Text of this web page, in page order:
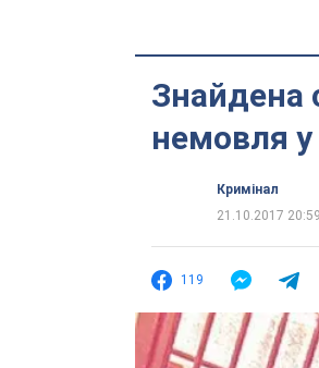
Знайдена
немовля
Кримінал
21.10.2017 20:59
119